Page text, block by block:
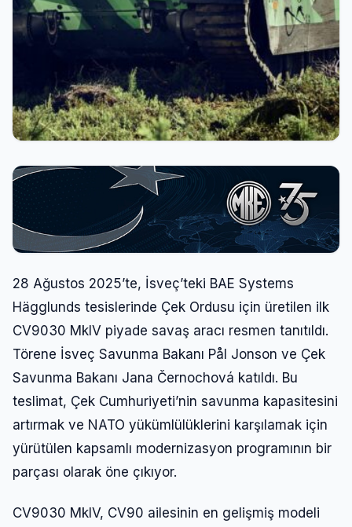
28 Ağustos 2025’te, İsveç’teki BAE Systems
Hägglunds tesislerinde Çek Ordusu için üretilen ilk
CV9030 MkIV piyade savaş aracı resmen tanıtıldı.
Törene İsveç Savunma Bakanı Pål Jonson ve Çek
Savunma Bakanı Jana Černochová katıldı. Bu
teslimat, Çek Cumhuriyeti’nin savunma kapasitesini
artırmak ve NATO yükümlülüklerini karşılamak için
yürütülen kapsamlı modernizasyon programının bir
parçası olarak öne çıkıyor.
CV9030 MkIV, CV90 ailesinin en gelişmiş modeli